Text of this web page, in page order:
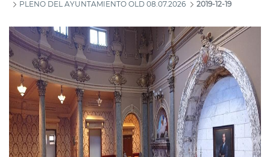
PLENO DEL AYUNTAMIENTO OLD 08.07.2026
2019-12-19